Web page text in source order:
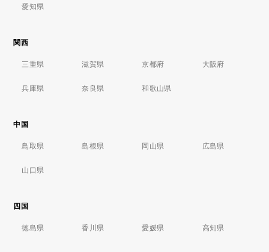
愛知県
関西
三重県 滋賀県 京都府 大阪府
兵庫県 奈良県 和歌山県
中国
鳥取県 島根県 岡山県 広島県
山口県
四国
徳島県 香川県 愛媛県 高知県